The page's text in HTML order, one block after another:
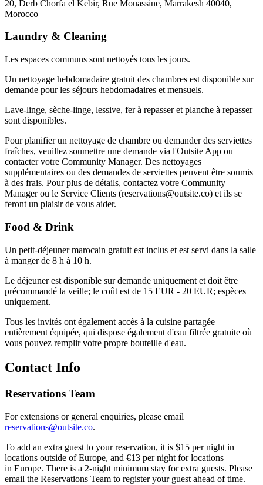
20, Derb Chorfa el Kebir, Rue Mouassine, Marrakesh 40040,
Morocco
Laundry & Cleaning
Les espaces communs sont nettoyés tous les jours.
Un nettoyage hebdomadaire gratuit des chambres est disponible sur
demande pour les séjours hebdomadaires et mensuels.
Lave-linge, sèche-linge, lessive, fer à repasser et planche à repasser
sont disponibles.
Pour planifier un nettoyage de chambre ou demander des serviettes
fraîches, veuillez soumettre une demande via l'Outsite App ou
contacter votre Community Manager. Des nettoyages
supplémentaires ou des demandes de serviettes peuvent être soumis
à des frais. Pour plus de détails, contactez votre Community
Manager ou le Service Clients (reservations@outsite.co) et ils se
feront un plaisir de vous aider.
Food & Drink
Un petit-déjeuner marocain gratuit est inclus et est servi dans la salle
à manger de 8 h à 10 h.
Le déjeuner est disponible sur demande uniquement et doit être
précommandé la veille; le coût est de 15 EUR - 20 EUR; espèces
uniquement.
Tous les invités ont également accès à la cuisine partagée
entièrement équipée, qui dispose également d'eau filtrée gratuite où
vous pouvez remplir votre propre bouteille d'eau.
Contact Info
Reservations Team
For extensions or general enquiries, please email
reservations@outsite.co.
To add an extra guest to your reservation, it is $15 per night in
locations outside of Europe, and €13 per night for locations
in Europe. There is a 2-night minimum stay for extra guests. Please
email the Reservations Team to register your guest ahead of time.